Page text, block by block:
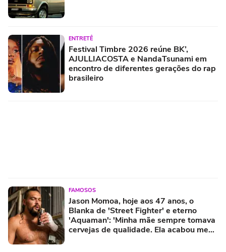
ENTRETÊ
Festival Timbre 2026 reúne BK’,
AJULLIACOSTA e NandaTsunami em
encontro de diferentes gerações do rap
brasileiro
FAMOSOS
Jason Momoa, hoje aos 47 anos, o
Blanka de 'Street Fighter' e eterno
'Aquaman': 'Minha mãe sempre tomava
cervejas de qualidade. Ela acabou me